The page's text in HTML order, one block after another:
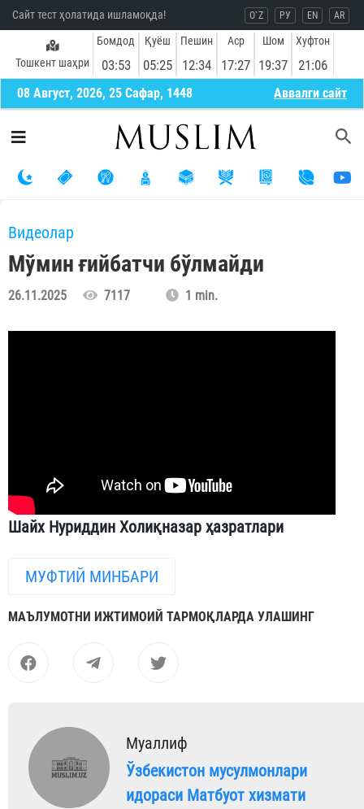
Сайт тест ҳолатида ишламоқда! O`Z РУ EN AR
Тошкент шаҳри
Бомдод
03:53
Қуёш
05:25
Пешин
12:34
Аср
17:27
Шом
19:37
Хуфтон
21:06
08 Август, 2026, 25 Сафар, 1448 Aввалги сайт
Видеолар
Мўмин ғийбатчи бўлмайди
26.11.2025 7117 1 min.
Шайх Нуриддин Холиқназар ҳазратлари
МУФТИЙ МИНБАРИ
МАЪЛУМОТНИ ИЖТИМОИЙ ТАРМОҚЛАРДА УЛАШИНГ
Муаллиф
Ўзбекистон мусулмонлари
идораси Матбуот хизмати